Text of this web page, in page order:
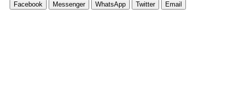
Facebook Messenger WhatsApp Twitter Email